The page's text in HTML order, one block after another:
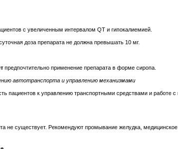
с увеличенным интервалом QT и гипокалиемией.
доза препарата не должна превышать 10 мг.
предпочтительно применение препарата в форме сиропа.
автотранспорта и управлению механизмами
пациентов к управлению транспортными средствами и работе
не существует. Рекомендуют промывание желудка,